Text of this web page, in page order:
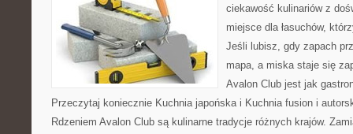
ciekawość kulinariów z
miejsce dla łasuchów,
Jeśli lubisz, gdy zapach
mapa, a miska staje się
Avalon Club jest jak
Przeczytaj koniecznie Kuchnia japońska i Kuchnia fusion i
Rdzeniem Avalon Club są kulinarne tradycje różnych krajów.